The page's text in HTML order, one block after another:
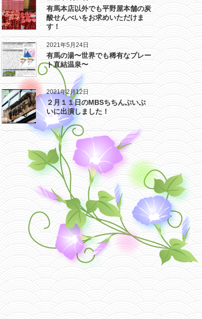
有馬本店以外でも平野屋本舗の炭
酸せんべいをお求めいただけま
す！
2021年5月24日
有馬の湯〜世界でも稀有なプレー
ト直結温泉〜
2021年2月12日
２月１１日のMBSちちんぷいぷ
いに出演しました！